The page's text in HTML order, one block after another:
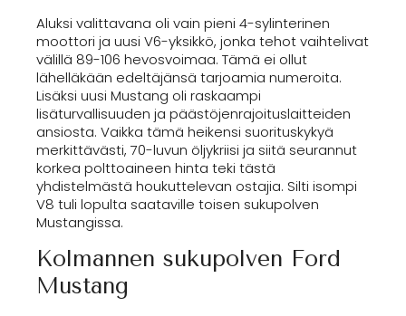
Aluksi valittavana oli vain pieni 4-sylinterinen
moottori ja uusi V6-yksikkö, jonka tehot vaihtelivat
välillä 89-106 hevosvoimaa. Tämä ei ollut
lähelläkään edeltäjänsä tarjoamia numeroita.
Lisäksi uusi Mustang oli raskaampi
lisäturvallisuuden ja päästöjenrajoituslaitteiden
ansiosta. Vaikka tämä heikensi suorituskykyä
merkittävästi, 70-luvun öljykriisi ja siitä seurannut
korkea polttoaineen hinta teki tästä
yhdistelmästä houkuttelevan ostajia. Silti isompi
V8 tuli lopulta saataville toisen sukupolven
Mustangissa.
Kolmannen sukupolven Ford
Mustang